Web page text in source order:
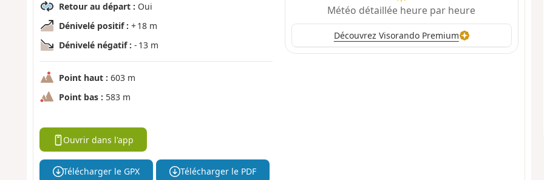
Retour au départ : Oui
Dénivelé positif : + 18 m
Dénivelé négatif : - 13 m
Point haut : 603 m
Point bas : 583 m
Météo détaillée heure par heure
Découvrez Visorando Premium
Ouvrir dans l'app
Télécharger le GPX Télécharger le PDF